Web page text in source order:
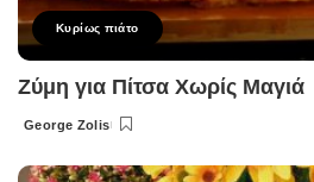
Κυρίως πιάτο
Ζύμη για Πίτσα Χωρίς Μαγιά
Posted
George Zolis